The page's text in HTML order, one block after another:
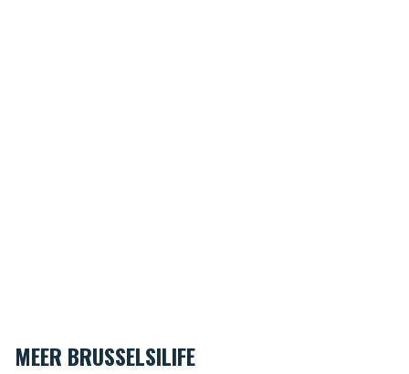
MEER BRUSSELSILIFE